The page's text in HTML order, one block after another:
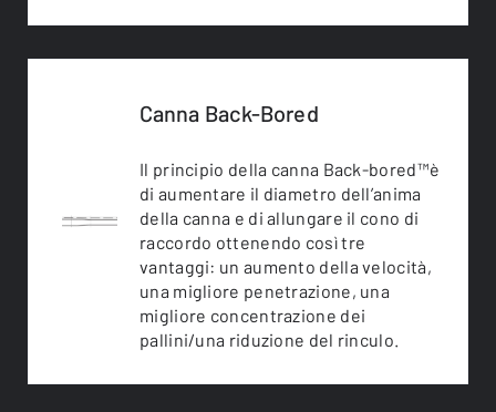
Canna Back-Bored
Il principio della canna Back-bored™è
di aumentare il diametro dell’anima
della canna e di allungare il cono di
raccordo ottenendo così tre
vantaggi: un aumento della velocità,
una migliore penetrazione, una
migliore concentrazione dei
pallini/una riduzione del rinculo.